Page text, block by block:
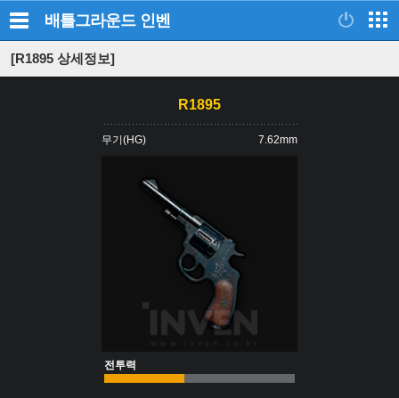
배틀그라운드 인벤
[R1895 상세정보]
R1895
무기(HG) 7.62mm
전투력